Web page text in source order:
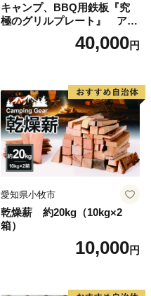
キャンプ、BBQ用鉄板『究
極のグリルプレート』 アウ
トドア用品 レジャー キャン
プ バーベキュー BBQ 鉄板
40,000円
愛知県小牧市
乾燥薪 約20kg（10kg×2
箱）
10,000円